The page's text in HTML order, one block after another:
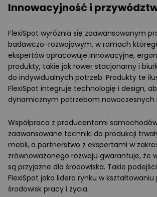
Innowacyjność i
FlexiSpot wyróżnia się zaawansowanym
badawczo-rozwojowym, w ramach
ekspertów opracowuje innowacyjne,
produkty, takie jak rower stacjonarny i
do indywidualnych potrzeb. Produkty te
FlexiSpot integruje technologię i design,
dynamicznym potrzebom nowoczesnych
Współpraca z producentami
zaawansowane techniki do produkcji
mebli, a partnerstwo z ekspertami w
zrównoważonego rozwoju gwarantuje, że
są przyjazne dla środowiska. Takie
FlexiSpot jako lidera rynku w kształtowaniu
środowisk pracy i życia.